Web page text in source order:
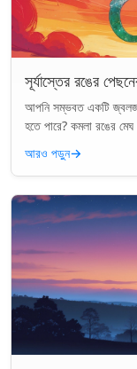
সূর্যাস্তের রঙের
আপনি সম্ভবত একটি
হতে পারে? কমলা রঙের
আরও পড়ুন→